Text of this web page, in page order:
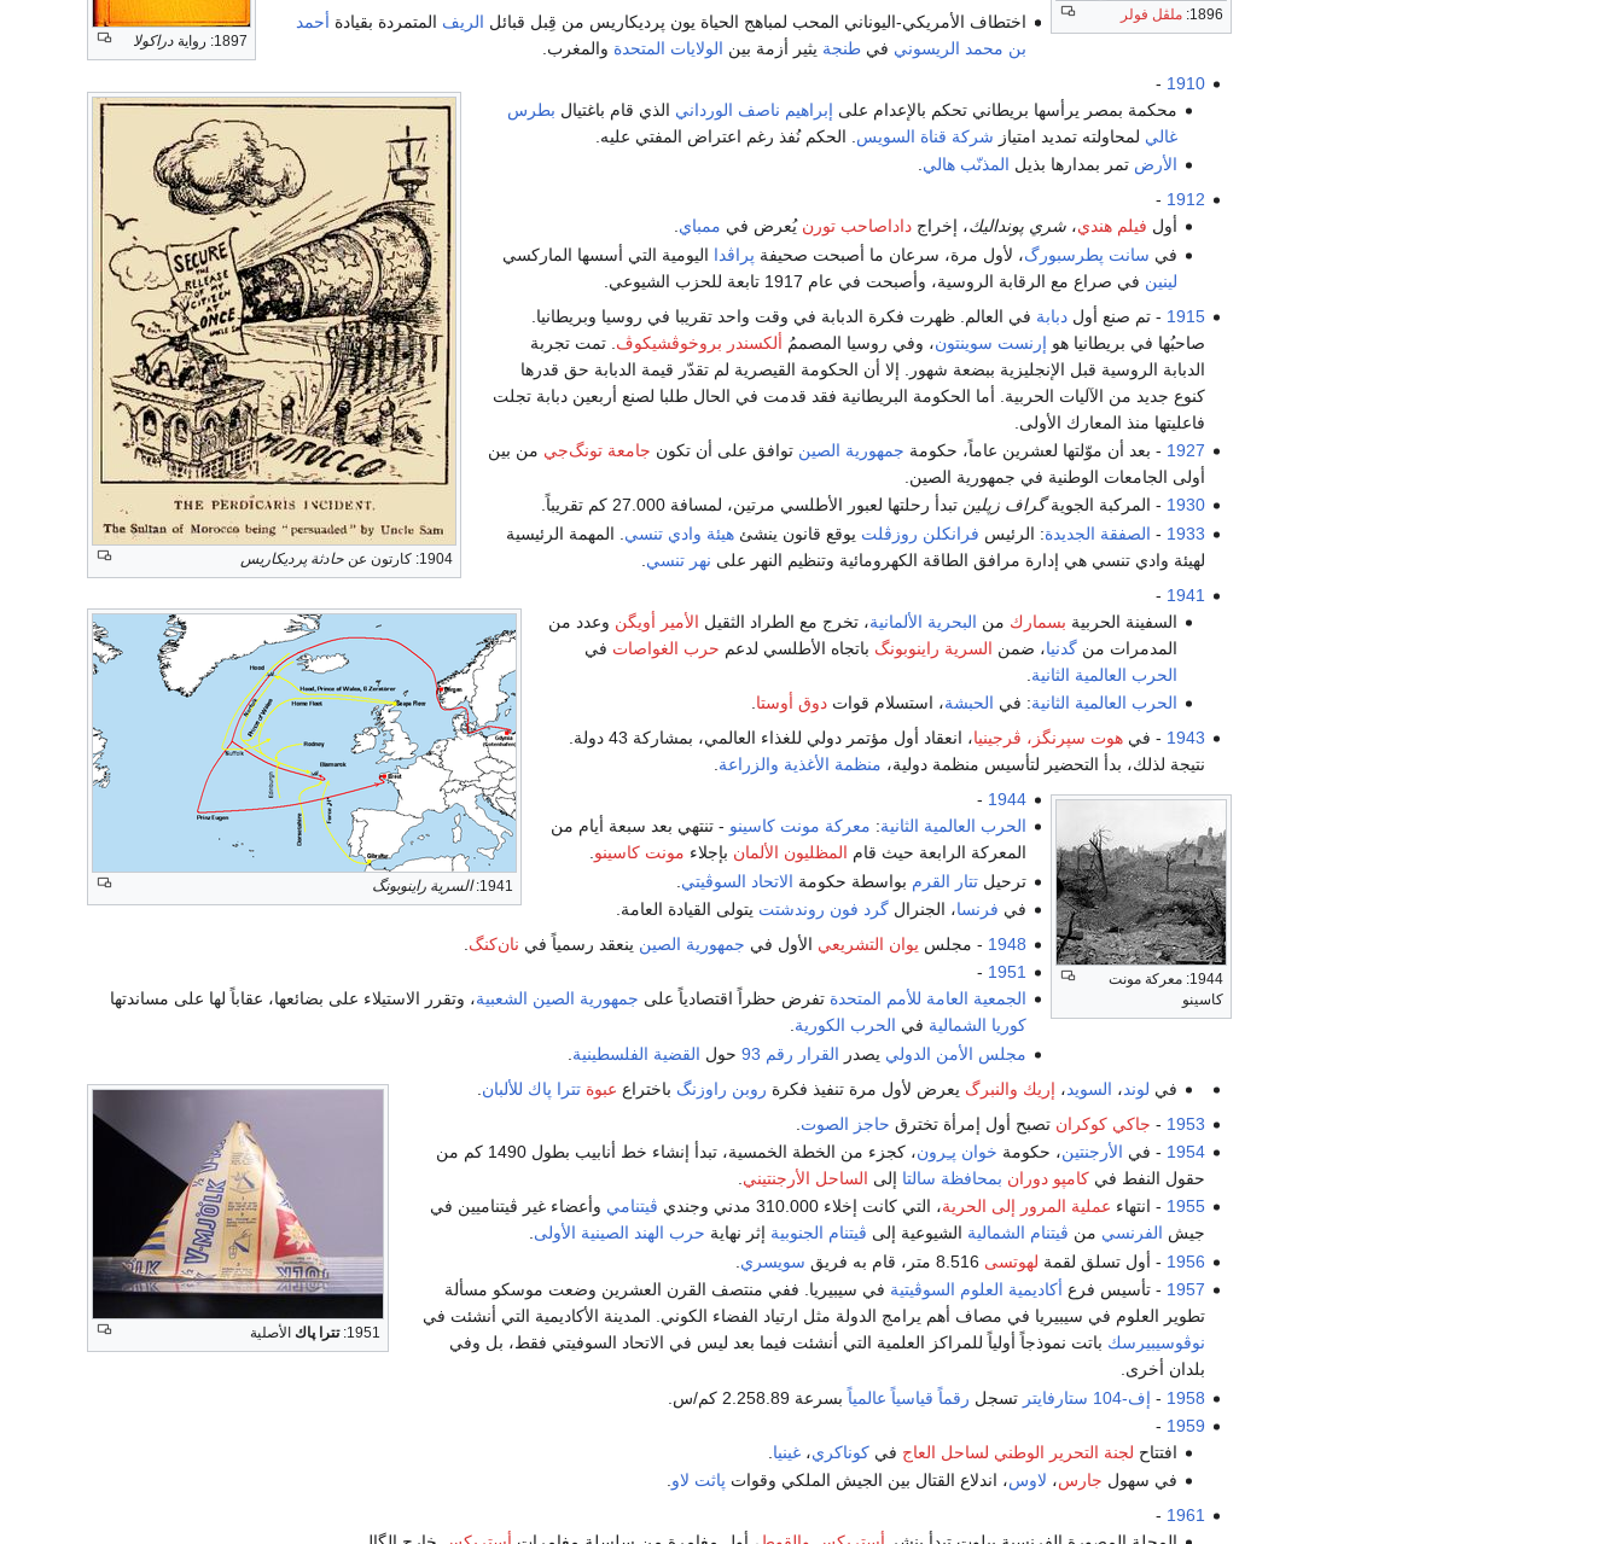
1896: ملڤل فولر
1897: رواية دراكولا
1904: كارتون عن حادثة پرديكاريس
اختطاف الأمريكي-اليوناني المحب لمباهج الحياة يون پرديكاريس من قِبل قبائل الريف المتمردة بقيادة أحمد
بن محمد الريسوني في طنجة يثير أزمة بين الولايات المتحدة والمغرب.
1910
-
محكمة بمصر يرأسها بريطاني تحكم بالإعدام على إبراهيم ناصف الورداني الذي قام باغتيال بطرس
غالي لمحاولته تمديد امتياز شركة قناة السويس . الحكم نُفذ رغم اعتراض المفتي عليه.
الأرض تمر بمدارها بذيل المذنّب هالي
1912
-
أول فيلم هندي، شري پونداليك، إخراج داداصاحب تورن يُعرض في ممباي
في سانت پطرسبورگ، لأول مرة، سرعان ما أصبحت صحيفة پراڤدا اليومية التي أسسها الماركسي
لينين في صراع مع الرقابة الروسية، وأصبحت في عام 1917 تابعة للحزب الشيوعي.
1915 - تم صنع أولدبابة في العالم. ظهرت فكرة الدبابة في وقت واحد تقريبا في روسيا وبريطانيا.
صاحبُها في بريطانيا هو إرنست سوينتون، وفي روسيا المصممُ ألكسندر بروخوڤشيكوڤ . تمت تجربة
الدبابة الروسية قبل الإنجليزية ببضعة شهور. إلا أن الحكومة القيصرية لم تقدّر قيمة الدبابة حق قدرها
كنوع جديد من الآليات الحربية. أما الحكومة البريطانية فقد قدمت في الحال طلبا لصنع أربعين دبابة تجلت
فاعليتها منذ المعارك الأولى.
1927 - بعد أن موّلتها لعشرين عاماً، حكومة جمهورية الصين توافق على أن تكون جامعة تونگ‌جي من بين
أولى الجامعات الوطنية في جمهورية الصين.
1930 - المركبة الجويةگراف زپلين تبدأ رحلتها لعبور الأطلسي مرتين، لمسافة 27.000 كم تقريباً.
1933
- الصفقة الجديدة: الرئيس فرانكلن روزڤلت يوقع قانون ينشئهيئة وادي تنسي . المهمة الرئيسية
لهيئة وادي تنسي هي إدارة مرافق الطاقة الكهرومائية وتنظيم النهر على نهر تنسي
1941: السرية راينوبونگ
1941
-
السفينة الحربية بسمارك من البحرية الألمانية، تخرج مع الطراد الثقيل الأمير أويگن وعدد من
المدمرات من گدنيا، ضمن السرية راينوبونگ باتجاه الأطلسي لدعم حرب الغواصات في
الحرب العالمية الثانية
الحرب العالمية الثانية: في الحبشة، استسلام قوات دوق أوستا
1943 - فيهوت سپرنگز، ڤرجينيا
، انعقاد أول مؤتمر دولي للغذاء العالمي، بمشاركة 43 دولة.
نتيجة لذلك، بدأ التحضير لتأسيس منظمة دولية، منظمة الأغذية والزراعة
1944: معركة مونت
كاسينو
1944
-
الحرب العالمية الثانية: معركة مونت كاسينو - تنتهي بعد سبعة أيام من
المعركة الرابعة حيث قام المظليون الألمان بإجلاء مونت كاسينو
ترحيل تتار القرم بواسطة حكومة الاتحاد السوڤيتي
في فرنسا، الجنرال گرد فون روندشتت يتولى القيادة العامة.
1948 - مجلس يوان التشريعي الأول في جمهورية الصين ينعقد رسمياً في نان‌كنگ
1951
-
الجمعية العامة للأمم المتحدة تفرض حظراً اقتصادياً على جمهورية الصين الشعبية، وتقرر الاستيلاء على بضائعها، عقاباً لها على مساندتها
كوريا الشمالية في الحرب الكورية.
مجلس الأمن الدولي يصدر القرار رقم 93 حول القضية الفلسطينية
1951: تترا پاك الأصلية
في لوند، السويد، إريك والنبرگ يعرض لأول مرة تنفيذ فكرة روبن راوزنگ باختراع عبوة تترا پاك للألبان
1953
- جاكي كوكران تصبح أول إمرأة تخترق حاجز الصوت
1954 - في الأرجنتين، حكومة خوان پـِرون
، كجزء من الخطة الخمسية، تبدأ إنشاء خط أنابيب بطول 1490 كم من
حقول النفط فيكامپو دوران بمحافظة سالتا إلى الساحل الأرجنتيني
1955 - انتهاء عملية المرور إلى الحرية، التي كانت إخلاء 310.000 مدني وجندي ڤيتنامي وأعضاء غير ڤيتناميين في
جيش الفرنسي من ڤيتنام الشمالية الشيوعية إلى ڤيتنام الجنوبية إثر نهاية حرب الهند الصينية الأولى.
1956 - أول تسلق لقمة لهوتسى سويسري
1957 - تأسيس فرع أكاديمية العلوم السوڤيتية في سيبيريا. ففي منتصف القرن العشرين وضعت موسكو مسألة
تطوير العلوم في سيبيريا في مصاف أهم يرامج الدولة مثل ارتياد الفضاء الكوني. المدينة الأكاديمية التي أنشئت في
نوڤوسيبيرسك باتت نموذجاً أولياً للمراكز العلمية التي أنشئت فيما بعد ليس في الاتحاد السوفيتي فقط، بل وفي
بلدان أخرى.
1958
- إف-104 ستارفايتر تسجل رقماً قياسياً عالمياً بسرعة 2.258.89 كم/س.
1959
-
افتتاح لجنة التحرير الوطني لساحل العاج في كوناكري، غينيا
في سهول جارس، لاوس، اندلاع القتال بين الجيش الملكي وقوات پاثت لاو.
1961
-